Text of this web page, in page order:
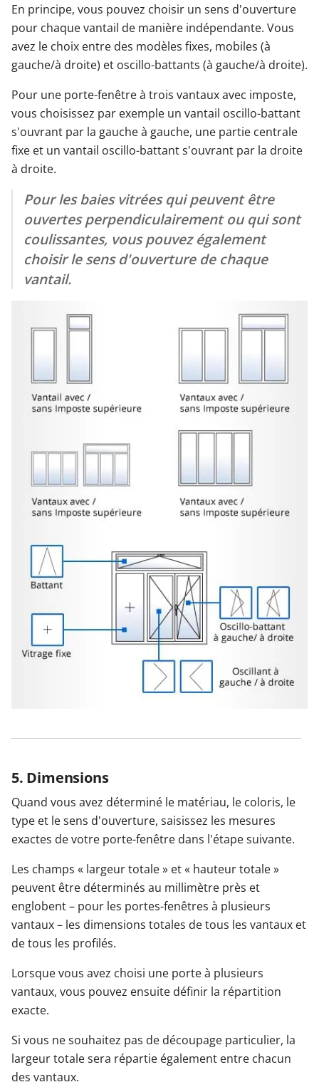
En principe, vous pouvez choisir un sens d'ouverture
pour chaque vantail de manière indépendante. Vous
avez le choix entre des modèles fixes, mobiles (à
gauche/à droite) et oscillo-battants (à gauche/à droite).
Pour une porte-fenêtre à trois vantaux avec imposte,
vous choisissez par exemple un vantail oscillo-battant
s'ouvrant par la gauche à gauche, une partie centrale
fixe et un vantail oscillo-battant s'ouvrant par la droite
à droite.
Pour les baies vitrées qui peuvent être
ouvertes perpendiculairement ou qui sont
coulissantes, vous pouvez également
choisir le sens d'ouverture de chaque
vantail.
5. Dimensions
Quand vous avez déterminé le matériau, le coloris, le
type et le sens d'ouverture, saisissez les mesures
exactes de votre porte-fenêtre dans l'étape suivante.
Les champs « largeur totale » et « hauteur totale »
peuvent être déterminés au millimètre près et
englobent – pour les portes-fenêtres à plusieurs
vantaux – les dimensions totales de tous les vantaux et
de tous les profilés.
Lorsque vous avez choisi une porte à plusieurs
vantaux, vous pouvez ensuite définir la répartition
exacte.
Si vous ne souhaitez pas de découpage particulier, la
largeur totale sera répartie également entre chacun
des vantaux.